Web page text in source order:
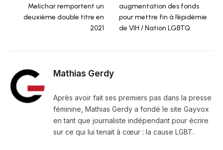
Melichar remportent un
deuxième double titre en
2021
augmentation des fonds
pour mettre fin à l’épidémie
de VIH / Nation LGBTQ
Mathias Gerdy
Après avoir fait ses premiers pas dans la presse
féminine, Mathias Gerdy a fondé le site Gayvox
en tant que journaliste indépendant pour écrire
sur ce qui lui tenait à cœur : la cause LGBT.